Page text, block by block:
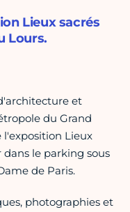
Lieux sacrés
Lours.
et
du Grand
l'exposition Lieux
dans le parking sous
de Paris.
photographies et